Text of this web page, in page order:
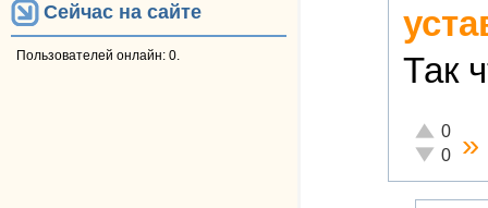
Сейчас на сайте
Пользователей онлайн: 0.
Так
Отлично!
0
0 »